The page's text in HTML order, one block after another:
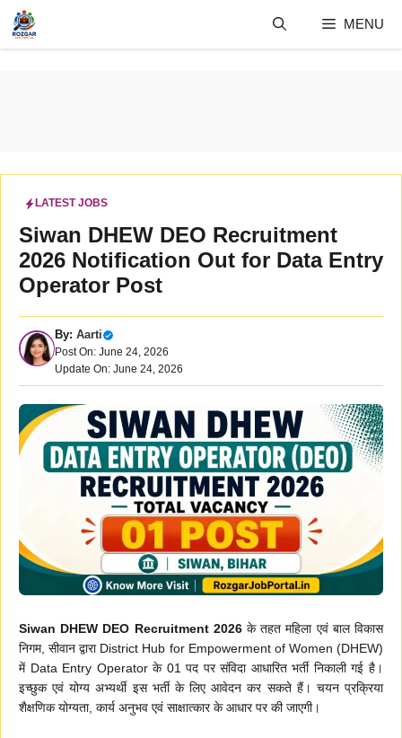
Skip
content
MENU
LATEST JOBS
Siwan DHEW DEO Recruitment
2026 Notification Out for Data Entry
Operator Post
By: Aarti
Post On: June 24, 2026
Update On: June 24, 2026
Siwan DHEW DEO Recruitment 2026के तहत महिला एवं बाल विकास
निगम, सीवान द्वारा District Hub for Empowerment of Women (DHEW)
में Data Entry Operator के 01 पद पर संविदा आधारित भर्ती निकाली गई है।
इच्छुक एवं योग्य अभ्यर्थी इस भर्ती के लिए आवेदन कर सकते हैं। चयन प्रक्रिया
शैक्षणिक योग्यता, कार्य अनुभव एवं साक्षात्कार के आधार पर की जाएगी।